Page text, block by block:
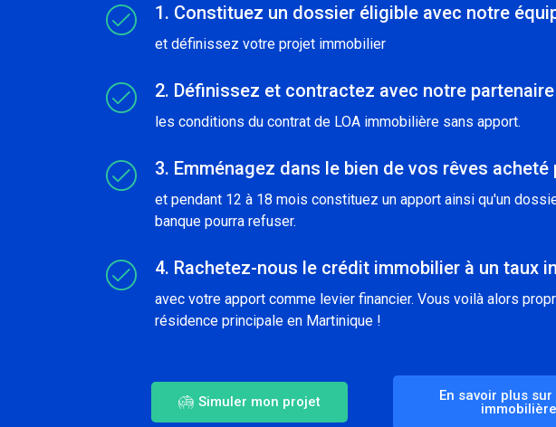
1. Constituez un dossier éligible avec notre
et définissez votre projet immobilier
2. Définissez et contractez avec notre
les conditions du contrat de LOA immobilière sans apport.
3. Emménagez dans le bien de vos rêves acheté
et pendant 12 à 18 mois constituez un apport ainsi qu'un
banque pourra refuser.
4. Rachetez-nous le crédit immobilier à un taux
avec votre apport comme levier financier. Vous voilà alors
résidence principale en Martinique !
Simuler mon projet
En savoir plus sur
immobilière